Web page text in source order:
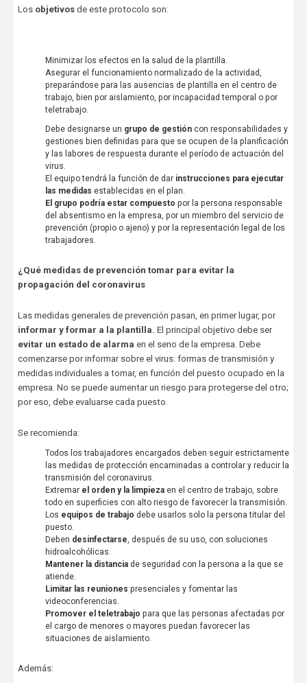
Los objetivosde este protocolo son:
Minimizar los efectos en la salud de la plantilla.
Asegurar el funcionamiento normalizado de la actividad,
preparándose para las ausencias de plantilla en el centro de
trabajo, bien por aislamiento, por incapacidad temporal o por
teletrabajo.
Debe designarse un grupo de gestióncon responsabilidades y
gestiones bien definidas para que se ocupen de la planificación
y las labores de respuesta durante el período de actuación del
virus.
El equipo tendrá la función de dar instrucciones para ejecutar
las medidas establecidas en el plan.
El grupo podría estar compuesto por la persona responsable
del absentismo en la empresa, por un miembro del servicio de
prevención (propio o ajeno) y por la representación legal de los
trabajadores.
¿Qué medidas de prevención tomar para evitar la
propagación del coronavirus
Las medidas generales de prevención pasan, en primer lugar, por
informar y formar a la plantilla. El principal objetivo debe ser
evitar un estado de alarma en el seno de la empresa. Debe
comenzarse por informar sobre el virus: formas de transmisión y
medidas individuales a tomar, en función del puesto ocupado en la
empresa. No se puede aumentar un riesgo para protegerse del otro;
por eso, debe evaluarse cada puesto.
Se recomienda:
Todos los trabajadores encargados deben seguir estrictamente
las medidas de protección encaminadas a controlar y reducir la
transmisión del coronavirus.
Extremar el orden y la limpieza en el centro de trabajo, sobre
todo en superficies con alto riesgo de favorecer la transmisión.
Los equipos de trabajo debe usarlos solo la persona titular del
puesto.
Deben desinfectarse, después de su uso, con soluciones
hidroalcohólicas.
Mantener la distanciade seguridad con la persona a la que se
atiende.
Limitar las reuniones presenciales y fomentar las
videoconferencias.
Promover el teletrabajo para que las personas afectadas por
el cargo de menores o mayores puedan favorecer las
situaciones de aislamiento.
Además: